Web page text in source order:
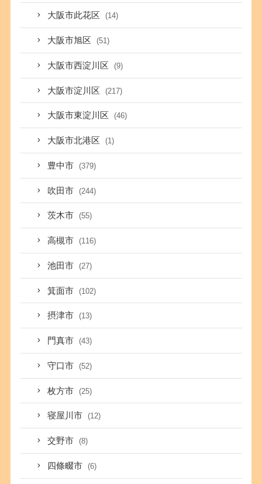
大阪市此花区 (14)
大阪市旭区 (51)
大阪市西淀川区 (9)
大阪市淀川区 (217)
大阪市東淀川区 (46)
大阪市北港区 (1)
豊中市 (379)
吹田市 (244)
茨木市 (55)
高槻市 (116)
池田市 (27)
箕面市 (102)
摂津市 (13)
門真市 (43)
守口市 (52)
枚方市 (25)
寝屋川市 (12)
交野市 (8)
四條畷市 (6)